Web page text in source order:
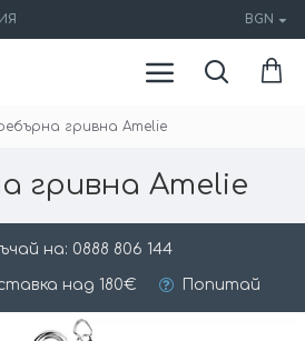
BGN
гривна Amelie
гривна Amelie
на: 0888 806 144
над 180€ Попитай